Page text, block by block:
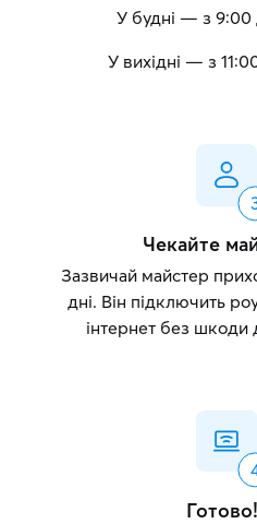
У будні — з 9:00
У вихідні — з
Чекайте
Зазвичай майстер
дні. Він підключить
інтернет без шкоди
Готово!